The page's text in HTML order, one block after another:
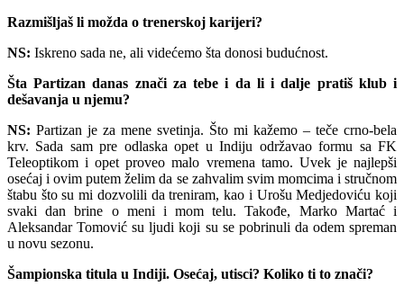
Razmišljaš li možda o trenerskoj karijeri?
NS: Iskreno sada ne, ali videćemo šta donosi budućnost.
Šta Partizan danas znači za tebe i da li i dalje pratiš klub i
dešavanja u njemu?
NS: Partizan je za mene svetinja. Što mi kažemo – teče crno-bela
krv. Sada sam pre odlaska opet u Indiju održavao formu sa FK
Teleoptikom i opet proveo malo vremena tamo. Uvek je najlepši
osećaj i ovim putem želim da se zahvalim svim momcima i stručnom
štabu što su mi dozvolili da treniram, kao i Urošu Medjedoviću koji
svaki dan brine o meni i mom telu. Takođe, Marko Martać i
Aleksandar Tomović su ljudi koji su se pobrinuli da odem spreman
u novu sezonu.
Šampionska titula u Indiji. Osećaj, utisci? Koliko ti to znači?